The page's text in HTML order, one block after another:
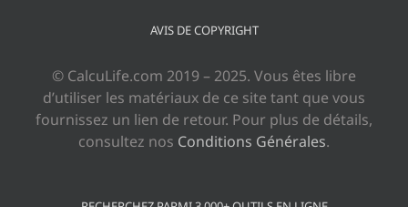
AVIS DE COPYRIGHT
© CalcuLife.com 2019 – 2025. Vous êtes libre
d’utiliser les matériaux de ce site tant que vous
fournissez un lien de retour. Pour plus de détails,
consultez nos Conditions Générales.